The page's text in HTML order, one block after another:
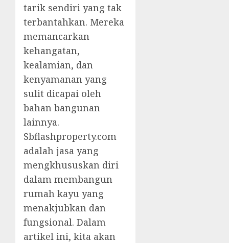
tarik sendiri yang tak
terbantahkan. Mereka
memancarkan
kehangatan,
kealamian, dan
kenyamanan yang
sulit dicapai oleh
bahan bangunan
lainnya.
Sbflashproperty.com
adalah jasa yang
mengkhususkan diri
dalam membangun
rumah kayu yang
menakjubkan dan
fungsional. Dalam
artikel ini, kita akan